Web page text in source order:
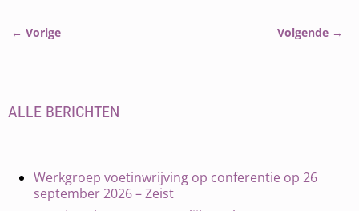
← Vorige Volgende →
ALLE BERICHTEN
Werkgroep voetinwrijving op conferentie op 26
september 2026 – Zeist